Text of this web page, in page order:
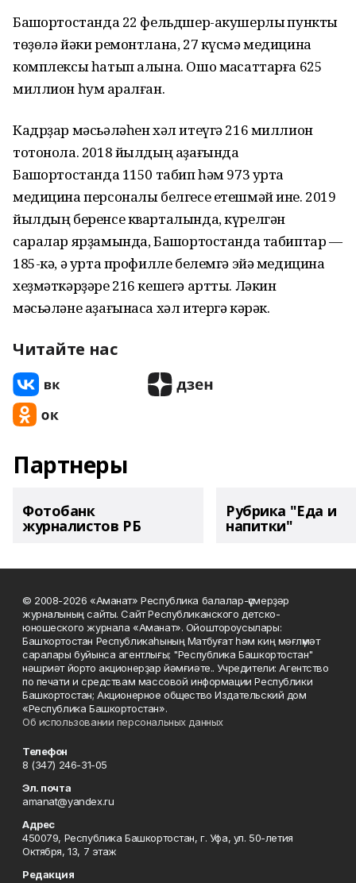
Башҡортостанда 22 фельдшер-акушерлыҡ пункты
төҙөлә йәки ремонтлана, 27 күсмә медицина
комплексы һатып алына. Ошо маҡсаттарға 625
миллион һум ҡаралған.
Кадрҙар мәсьәләһен хәл итеүгә 216 миллион
тотонола. 2018 йылдың аҙағында
Башҡортостанда 1150 табип һәм 973 урта
медицина персоналы белгесе етешмәй ине. 2019
йылдың беренсе кварталында, күрелгән
саралар ярҙамында, Башҡортостанда табиптар —
185-кә, ә урта профилле белемгә эйә медицина
хеҙмәткәрҙәре 216 кешегә артты. Ләкин
мәсьәләне аҙағынаса хәл итергә кәрәк.
Читайте нас
Партнеры
Фотобанк
журналистов РБ
Рубрика "Еда и
напитки"
© 2008-2026 «Аманат» Республика балалар-үҫмерҙәр
журналының сайты. Сайт Республиканского детско-
юношеского журнала «Аманат». Ойоштороусылары:
Башҡортостан Республикаһының Матбуғат һәм киң мәғлүмәт
саралары буйынса агентлығы; "Республика Башкортостан"
нәшриәт йорто акционерҙар йәмғиәте.. Учредители: Агентство
по печати и средствам массовой информации Республики
Башкортостан; Акционерное общество Издательский дом
«Республика Башкортостан».
Об использовании персональных данных
Телефон
8 (347) 246-31-05
Эл. почта
amanat@yandex.ru
Адрес
450079, Республика Башкортостан, г. Уфа, ул. 50-летия
Октября, 13, 7 этаж
Редакция